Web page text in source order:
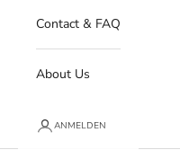
Contact & FAQ
About Us
ANMELDEN